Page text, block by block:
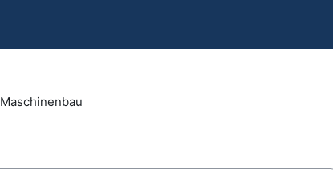
Maschinenbau